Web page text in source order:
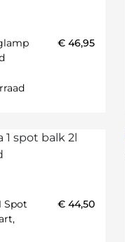
€ 46,95
Spot
€ 44,50